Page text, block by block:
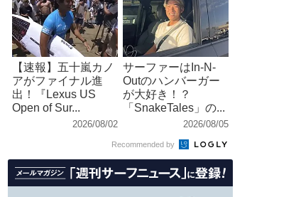
【速報】五十嵐カノ
アがファイナル進
出！『Lexus US
Open of Sur...
2026/08/02
サーファーはIn-N-
Outのハンバーガー
が大好き！？
「SnakeTales」の...
2026/08/05
Recommended by